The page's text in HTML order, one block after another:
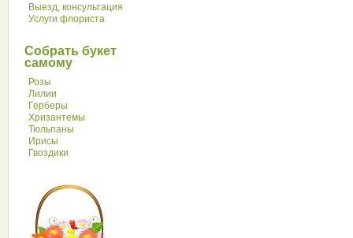
Выезд, консультация
Услуги флориста
Собрать букет
самому
Розы
Лилии
Герберы
Хризантемы
Тюльпаны
Ирисы
Гвоздики